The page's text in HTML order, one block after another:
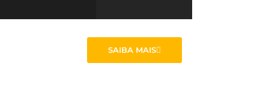
SAIBA MAIS